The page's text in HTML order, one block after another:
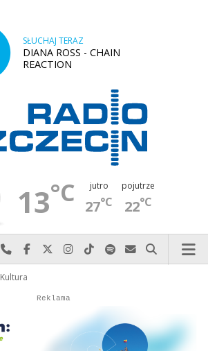
SŁUCHAJ TERAZ
DIANA ROSS - CHAIN
REACTION
13°C jutro
27°C
pojutrze
22°C
Najlepiej po prostu do nas zadzwoń
Odwiedź nas na Facebook-u
Odwiedź nas na X
Odwiedź nas na Instagram-ie
Odwiedź nas na TikTok-u
Szukaj nas na Spotify
Wyślij do nas
Szukaj
Kultura
Autopromocja
Reklama